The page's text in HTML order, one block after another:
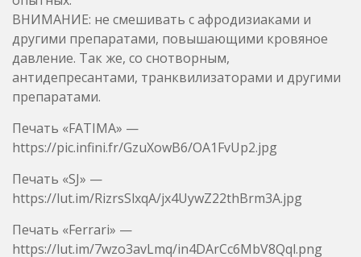
Печать «FATIMA» —
https://pic.infini.fr/GzuXowB6/OA1FvUp2.jpg
Печать «SJ» —
https://lut.im/RizrsSlxqA/jx4UywZ22thBrm3A.jpg
Печать «Ferrari» —
https://lut.im/7wzo3avLmq/in4DArCc6MbV8Qql.png
Печать «777» —
https://lut.im/76tREh4ko1/nAt70FVy65awOoeX.jpg
Печать «Jeep» —
https://pic.infini.fr/lesNHbxQ/E3uqLqdR.jpg